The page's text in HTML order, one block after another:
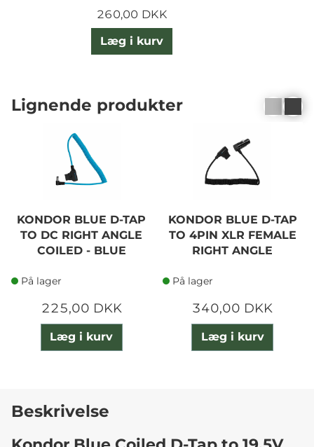
260,00 DKK
Læg i kurv
Lignende produkter
KONDOR BLUE D-TAP
TO DC RIGHT ANGLE
COILED - BLUE
På lager
225,00 DKK
Læg i kurv
KONDOR BLUE D-TAP
TO 4PIN XLR FEMALE
RIGHT ANGLE
På lager
340,00 DKK
Læg i kurv
Beskrivelse